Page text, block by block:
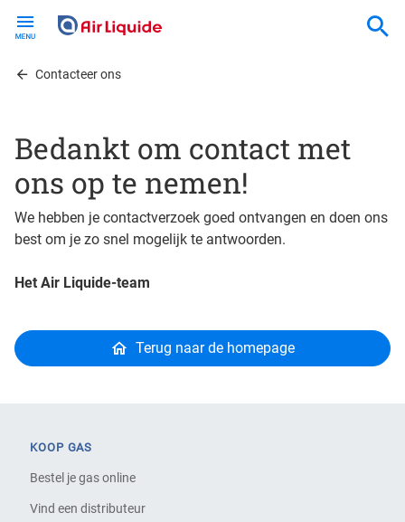
contentContacteer ons
Bedankt om contact met
ons op te nemen!
We hebben je contactverzoek goed ontvangen en doen ons
best om je zo snel mogelijk te antwoorden.
Het Air Liquide-team
Terug naar de homepage
KOOP GAS
Bestel je gas online
Vind een distributeur